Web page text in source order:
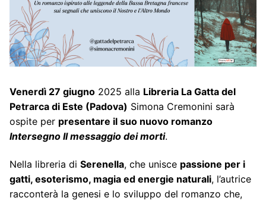
Venerdì 27 giugno 2025 alla Libreria La Gatta del
Petrarca di Este (Padova) Simona Cremonini sarà
ospite per presentare il suo nuovo romanzo
Intersegno Il messaggio dei morti.
Nella libreria di Serenella, che unisce passione per i
gatti, esoterismo, magia ed energie naturali, l’autrice
racconterà la genesi e lo sviluppo del romanzo che,